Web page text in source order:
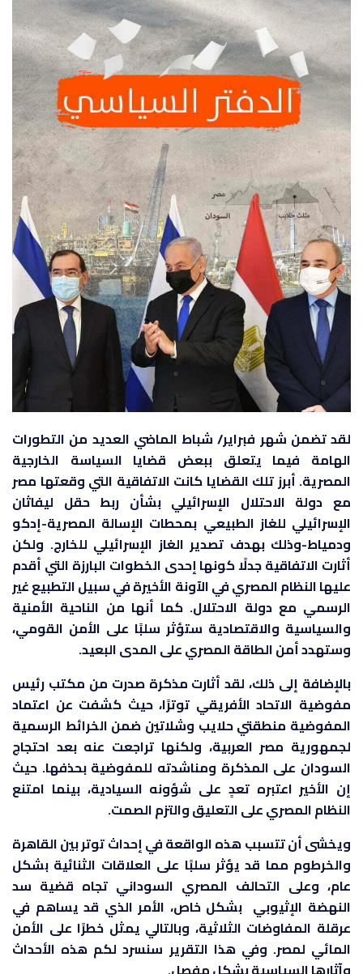
لقد تضمن شهر فبراير/ شباط الماضي العديد من التطورات
الهامة فيما يتعلق ببعض قضايا السياسة الخارجية
المصرية. أبرز تلك القضايا كانت الاتفاقية التي وقعتها مصر
مع دولة الاحتلال الإسرائيلي بشأن ربط حقل ليفاثان
الإسرائيلي للغاز الطبيعي بمحطات الإسالة المصرية-إدكو
ودمياط-وذلك بهدف تصدير الغاز الإسرائيلي للخارج. ولكن
أثارت الاتفاقية جدلًا كونها إحدى الخطوات البارزة التي أقدم
عليها النظام المصري في الآونة الأخيرة في سبيل التطبيع غير
الرسمي مع دولة الاحتلال. كما أنها من الناحية الأمنية
والسياسية والاقتصادية ستؤثر سلبًا على الأمن القومي،
وستهدد أمن الطاقة المصري على المدى البعيد.
بالإضافة إلى ذلك، لقد أثارت مذكرة صدرت من مكتب رئيس
مفوضية الاتحاد الأفريقي توترًا، حيث كشفت عن اعتماد
المفوضية منطقتي حلايب وشلاتين ضمن الخرائط الرسمية
لجمهورية مصر العربية، ولكنها تراجعت عنه بعد احتجاج
السودان على المذكرة ومناشدته للمفوضية بحذفها. حيث
إن الأخير اعتبره تعدٍ على شؤونه السيادية، بينما امتنع
النظام المصري على التعليق والتزم الصمت.
ويخشى أن تتسبب هذه الواقعة في إحداث توتر بين القاهرة
والخرطوم مما قد يؤثر سلبًا على العلاقات الثنائية بشكل
عام، وعلى التحالف المصري السوداني تجاه قضية سد
النهضة الإثيوبي بشكل خاص، الأمر الذي قد يساهم في
عرقلة المفاوضات الثلاثية، وبالتالي يمثل خطرًا على الأمن
المائي لمصر. وفي هذا التقرير سنسرد لكم هذه الأحداث